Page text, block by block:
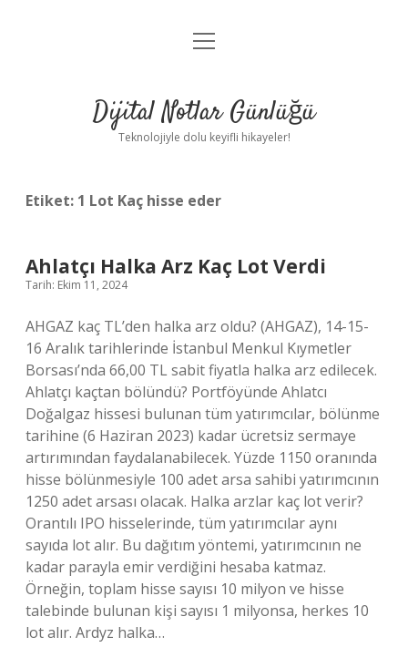
Anasayfa
Yasal Uyarı
menüyü
Dijital Notlar Günlüğü
Teknolojiyle dolu keyifli hikayeler!
Etiket: 1 Lot Kaç hisse eder
Ahlatçı Halka Arz Kaç Lot Verdi
Tarih: Ekim 11, 2024
AHGAZ kaç TL’den halka arz oldu? (AHGAZ), 14-15-
16 Aralık tarihlerinde İstanbul Menkul Kıymetler
Borsası’nda 66,00 TL sabit fiyatla halka arz edilecek.
Ahlatçı kaçtan bölündü? Portföyünde Ahlatcı
Doğalgaz hissesi bulunan tüm yatırımcılar, bölünme
tarihine (6 Haziran 2023) kadar ücretsiz sermaye
artırımından faydalanabilecek. Yüzde 1150 oranında
hisse bölünmesiyle 100 adet arsa sahibi yatırımcının
1250 adet arsası olacak. Halka arzlar kaç lot verir?
Orantılı IPO hisselerinde, tüm yatırımcılar aynı
sayıda lot alır. Bu dağıtım yöntemi, yatırımcının ne
kadar parayla emir verdiğini hesaba katmaz.
Örneğin, toplam hisse sayısı 10 milyon ve hisse
talebinde bulunan kişi sayısı 1 milyonsa, herkes 10
lot alır. Ardyz halka…